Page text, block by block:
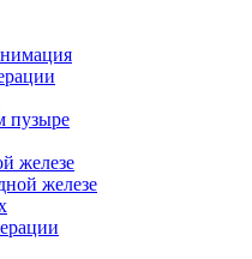
пузыре
железе
железе